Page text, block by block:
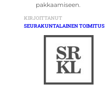
pakkaamiseen.
KIRJOITTANUT
SEURAKUNTALAINEN TOIMITUS